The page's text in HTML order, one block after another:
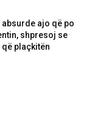
absurde ajo që po
shpresoj se
që plaçkitën